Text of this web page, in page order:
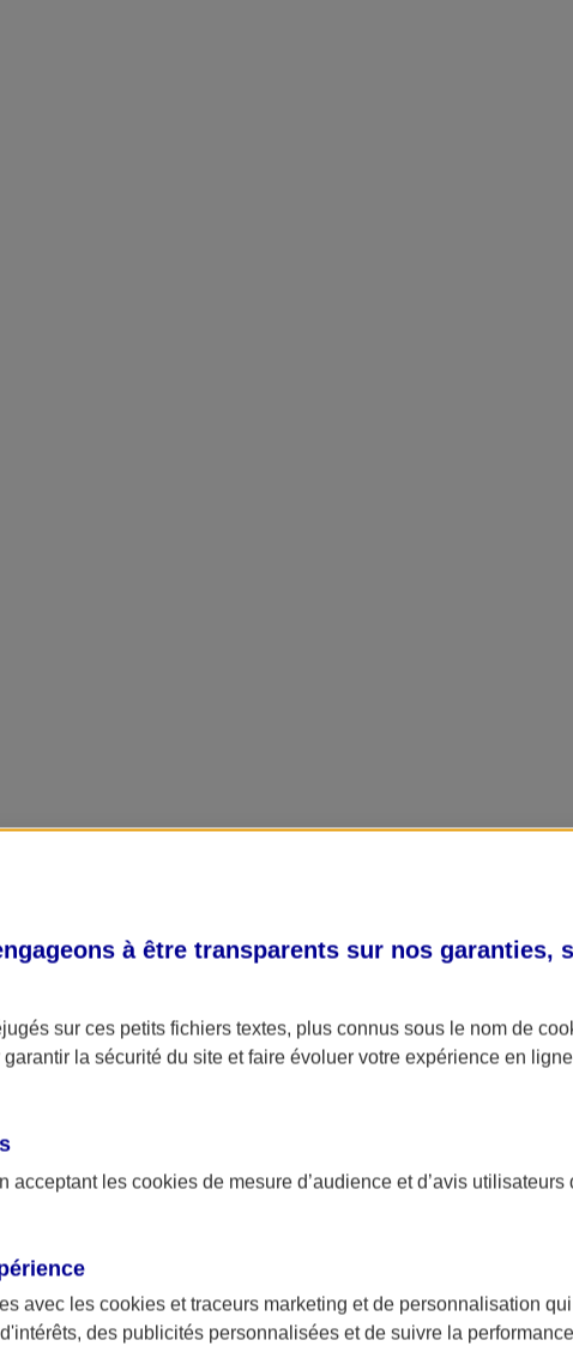
principal
à être transparents sur nos garanties,
sur ces petits fichiers textes, plus connus sous le nom de
la sécurité du site et faire évoluer votre expérience en
acceptant les cookies de mesure d’audience et d’avis
avec les cookies et traceurs marketing et de personnalisation
des publicités personnalisées et de suivre la